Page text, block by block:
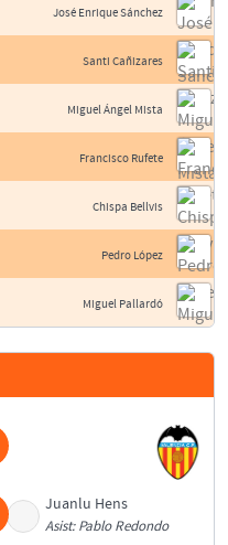
José Enrique Sánchez
Santi Cañizares
Miguel Ángel Mista
Francisco Rufete
Chispa Bellvis
Pedro López
Miguel Pallardó
Juanlu Hens
Asist: Pablo Redondo